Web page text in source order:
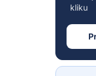
kliku